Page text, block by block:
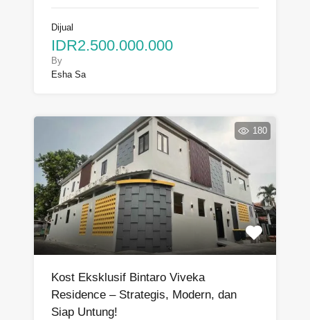
Dijual
IDR2.500.000.000
By
Esha Sa
180
Kost Eksklusif Bintaro Viveka
Residence – Strategis, Modern, dan
Siap Untung!